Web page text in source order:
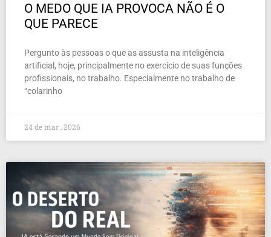
O MEDO QUE IA PROVOCA NÃO É O
QUE PARECE
Pergunto às pessoas o que as assusta na inteligência
artificial, hoje, principalmente no exercício de suas funções
profissionais, no trabalho. Especialmente no trabalho de
“colarinho
24 de mar , 2026